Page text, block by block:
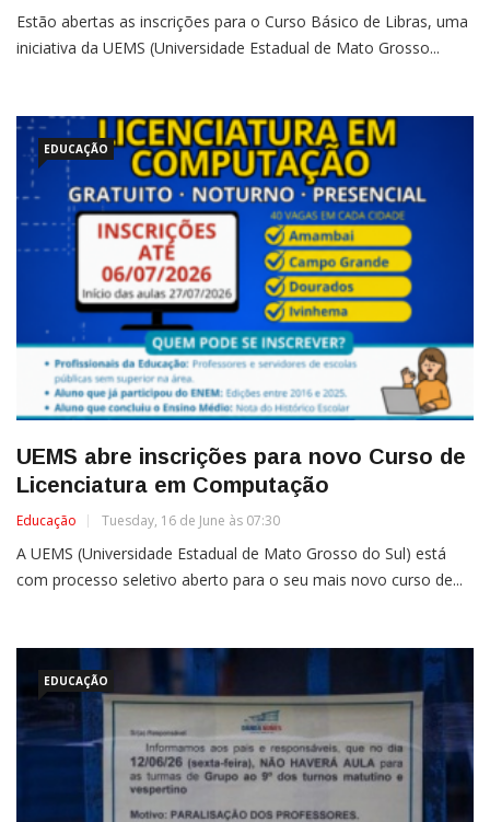
Estão abertas as inscrições para o Curso Básico de Libras, uma
iniciativa da UEMS (Universidade Estadual de Mato Grosso...
EDUCAÇÃO
UEMS abre inscrições para novo Curso de
Licenciatura em Computação
Educação Tuesday, 16 de June às 07:30
A UEMS (Universidade Estadual de Mato Grosso do Sul) está
com processo seletivo aberto para o seu mais novo curso de...
EDUCAÇÃO